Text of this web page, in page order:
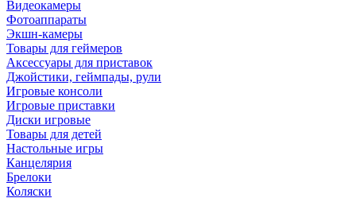
Видеокамеры
Фотоаппараты
Экшн-камеры
Товары для геймеров
Аксессуары для приставок
Джойстики, геймпады, рули
Игровые консоли
Игровые приставки
Диски игровые
Товары для детей
Настольные игры
Канцелярия
Брелоки
Коляски